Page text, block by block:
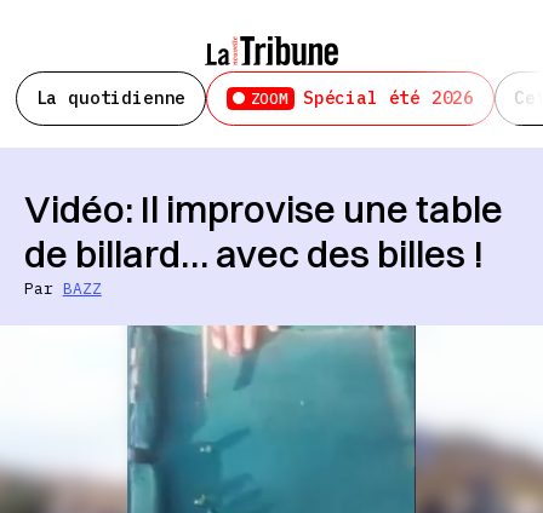
La quotidienne ZOOM Spécial été 2026
Vidéo: Il improvise une table
de billard… avec des billes !
Par BAZZ